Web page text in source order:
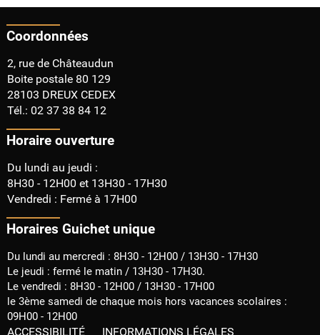
Billetterie théâtre
Coordonnées
2, rue de Châteaudun
Boite postale 80 129
28103 DREUX CEDEX
Tél.: 02 37 38 84 12
Horaire ouverture
Du lundi au jeudi :
8H30 - 12H00 et 13H30 - 17H30
Vendredi : Fermé à 17H00
Horaires Guichet unique
Du lundi au mercredi : 8H30 - 12H00 / 13H30 - 17H30
Le jeudi : fermé le matin / 13H30 - 17H30.
Le vendredi : 8H30 - 12H00 / 13H30 - 17H00
le 3ème samedi de chaque mois hors vacances scolaires :
09H00 - 12H00
ACCESSIBILITÉ INFORMATIONS LÉGALES